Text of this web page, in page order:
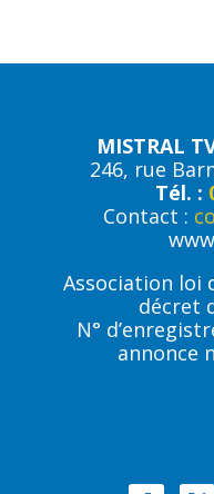
MISTRAL
246, rue
Tél. :
Contact :
Association loi
décret
N°
annonce